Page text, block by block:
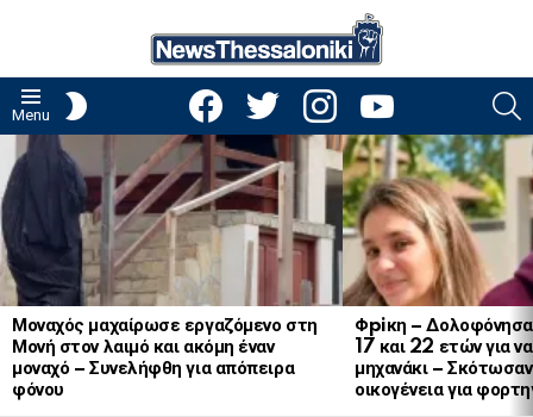
Menu
facebooktwitter instagramyoutube
LATEST
STORIES
Μοναχός μαχαίρωσε εργαζόμενο στη
Μονή στον λαιμό και ακόμη έναν
μοναχό – Συνελήφθη για απόπειρα
φόνου
Φpiκη –
17 και 22 ετών για
μηχανάκι – Σκότωσαν
οικογένεια για